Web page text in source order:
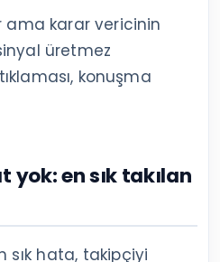
ama karar vericinin
üretmez
konuşma
yok: en sık takılan
sık hata, takipçiyi